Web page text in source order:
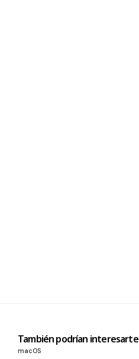
También podrían interesarte
macOS